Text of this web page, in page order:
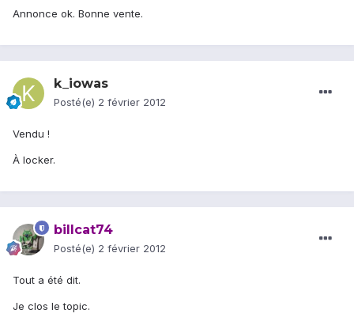
Annonce ok. Bonne vente.
k_iowas
Posté(e) 2 février 2012
Vendu !
À locker.
billcat74
Posté(e) 2 février 2012
Tout a été dit.
Je clos le topic.